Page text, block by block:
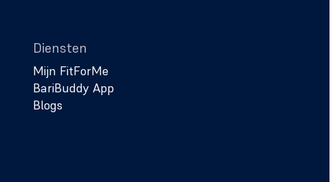
Diensten
Mijn FitForMe
BariBuddy App
Blogs